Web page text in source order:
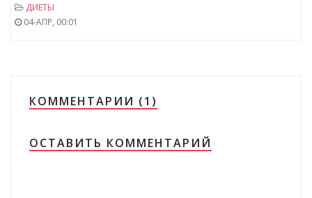
ДИЕТЫ
04-АПР, 00:01
КОММЕНТАРИИ (1)
ОСТАВИТЬ КОММЕНТАРИЙ